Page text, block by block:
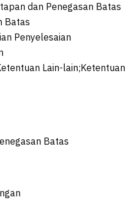
dan Penegasan Batas
Batas
Penyelesaian
Lain-lain;Ketentuan
Batas